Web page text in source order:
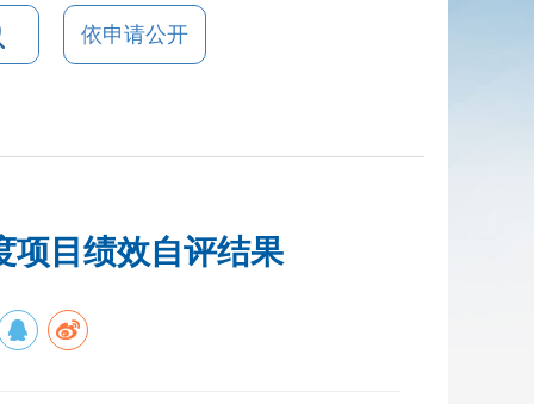
依申请公开
项目绩效自评结果